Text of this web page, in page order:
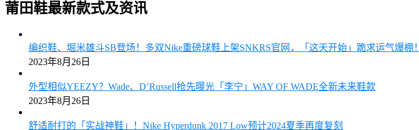
莆田鞋最新款式及资讯
编织鞋、堀米雄斗SB登场！多双Nike重磅球鞋上架SNKRS官网，「这天开始」跪求运气爆棚！
2023年8月26日
外型相似YEEZY？Wade、D’Russell抢先曝光「李宁」WAY OF WADE全新未来鞋款
2023年8月26日
舒适耐打的「实战神鞋」！Nike Hyperdunk 2017 Low预计2024夏季再度复刻